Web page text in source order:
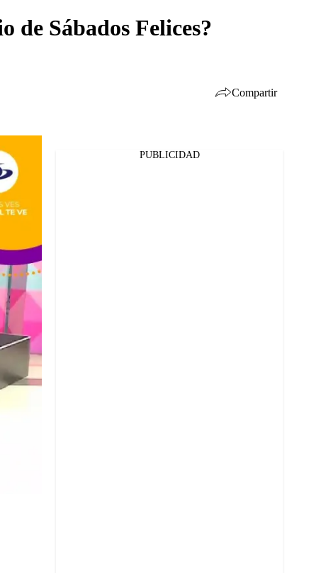
de Sábados Felices?
Compartir
PUBLICIDAD